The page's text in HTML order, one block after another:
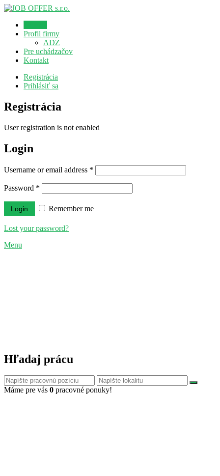
Profil firmy
ADZ
Pre uchádzačov
Kontakt
Registrácia
Prihlásiť sa
Registrácia
User registration is not enabled
Login
Username or email address *
Password *
Remember me
Lost your password?
Menu
Hľadaj prácu
Máme pre vás 0 pracovné ponuky!